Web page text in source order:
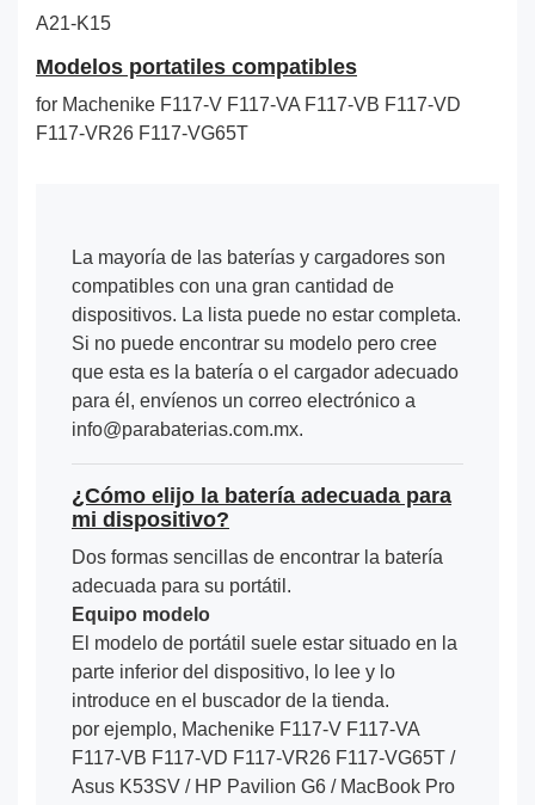
A21-K15
Modelos portatiles compatibles
for Machenike F117-V F117-VA F117-VB F117-VD
F117-VR26 F117-VG65T
La mayoría de las baterías y cargadores son
compatibles con una gran cantidad de
dispositivos. La lista puede no estar completa.
Si no puede encontrar su modelo pero cree
que esta es la batería o el cargador adecuado
para él, envíenos un correo electrónico a
info@parabaterias.com.mx.
¿Cómo elijo la batería adecuada para
mi dispositivo?
Dos formas sencillas de encontrar la batería
adecuada para su portátil.
Equipo modelo
El modelo de portátil suele estar situado en la
parte inferior del dispositivo, lo lee y lo
introduce en el buscador de la tienda.
por ejemplo, Machenike F117-V F117-VA
F117-VB F117-VD F117-VR26 F117-VG65T /
Asus K53SV / HP Pavilion G6 / MacBook Pro